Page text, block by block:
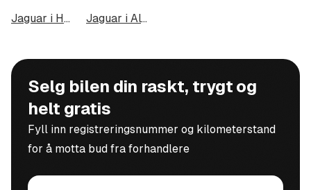
Jaguar i Haugesund
Jaguar i Alta
Selg bilen din raskt, trygt og
helt gratis
Fyll inn registreringsnummer og kilometerstand
for å motta bud fra forhandlere